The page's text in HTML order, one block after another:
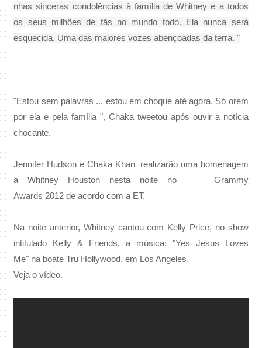
nhas sinceras condolências à família de Whitney e a todos
os seus milhões de fãs no mundo todo. Ela nunca será
esquecida, Uma das maiores vozes abençoadas da terra. "
"Estou sem palavras ... estou em choque até agora. Só orem
por ela e pela família ", Chaka tweetou após ouvir a notícia
chocante.
Jennifer Hudson e Chaka Khan realizarão uma homenagem
à Whitney Houston nesta noite no Grammy
Awards 2012 de acordo com a ET.
Na noite anterior, Whitney cantou com Kelly Price, no show
intitulado Kelly & Friends, a música: "Yes Jesus Loves
Me" na boate Tru Hollywood, em Los Angeles.
Veja o vídeo.